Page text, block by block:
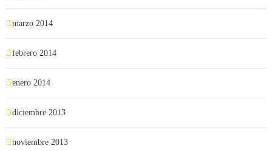
marzo 2014
febrero 2014
enero 2014
diciembre 2013
noviembre 2013